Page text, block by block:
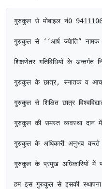
गुरुकुल से मोबाइल नं0
गुरुकुल से ‘‘आर्ष-ज्येाति” नामक
शिक्षणेतर गतिविधियों के
गुरुकुल के छात्र, स्नातक व
गुरुकुल से शिक्षित छात्र
गुरुकुल की समस्त व्यवस्था दान
गुरुकुल के अधिकारी अनुभव करते
गुरुकुल के प्रमुख अधिकारियों में
हम इस गुरुकुल से इसकी